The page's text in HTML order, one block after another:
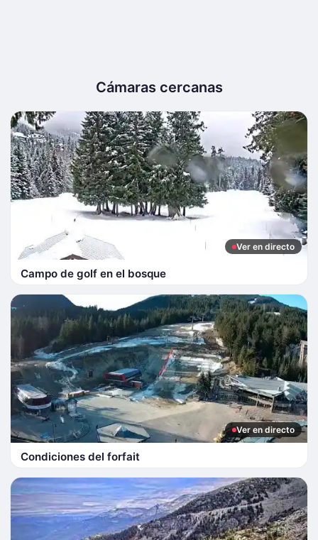
Cámaras cercanas
Ver en directo
Campo de golf en el bosque
Ver en directo
Condiciones del forfait